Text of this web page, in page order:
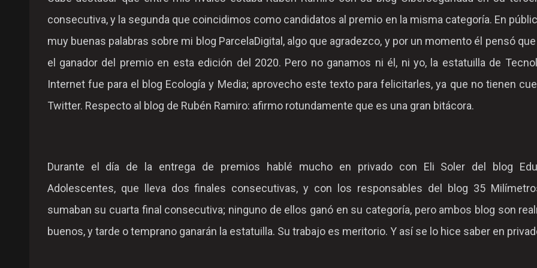
consecutiva, y la segunda que coincidimos como candidatos al premio en la misma categoría. En
muy buenas palabras sobre mi blog ParcelaDigital, algo que agradezco, y por un momento él pensó
el ganador del premio en esta edición del 2020. Pero no ganamos ni él, ni yo, la estatuilla de
Internet fue para el blog Ecología y Media; aprovecho este texto para felicitarles, ya que no tienen
Twitter. Respecto al blog de Rubén Ramiro: afirmo rotundamente que es una gran bitácora.
Durante el día de la entrega de premios hablé mucho en privado con Eli Soler del blog
Adolescentes, que lleva dos finales consecutivas, y con los responsables del blog 35
sumaban su cuarta final consecutiva; ninguno de ellos ganó en su categoría, pero ambos blog son
buenos, y tarde o temprano ganarán la estatuilla. Su trabajo es meritorio. Y así se lo hice saber en